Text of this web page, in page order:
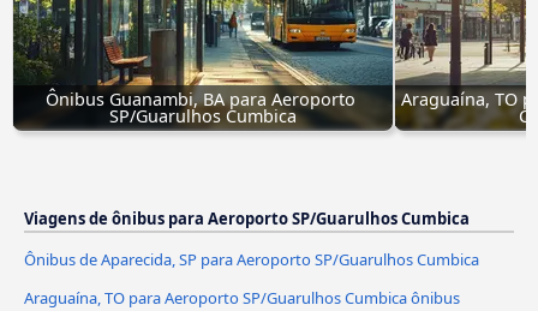
Ônibus Guanambi, BA para Aeroporto
SP/Guarulhos Cumbica
Araguaína, TO
Viagens de ônibus para Aeroporto SP/Guarulhos Cumbica
Ônibus de Aparecida, SP para Aeroporto SP/Guarulhos Cumbica
Araguaína, TO para Aeroporto SP/Guarulhos Cumbica ônibus